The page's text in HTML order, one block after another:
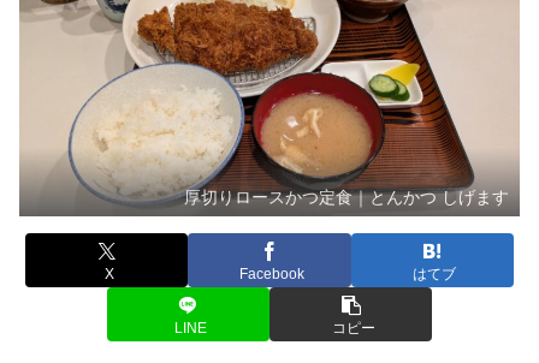
厚切りロースかつ定食｜とんかつ しげます
X Facebook はてブ
LINE コピー